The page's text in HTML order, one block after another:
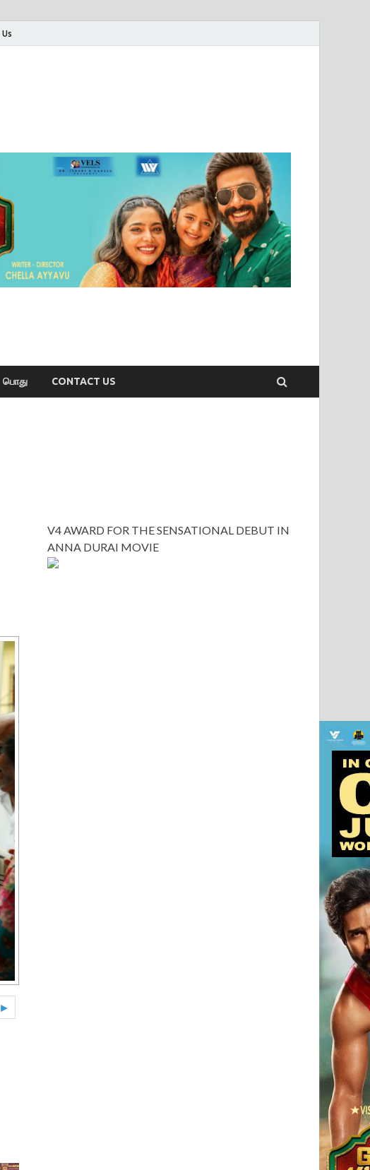
பொது CONTACT US
V4 AWARD FOR THE SENSATIONAL DEBUT IN
ANNA DURAI MOVIE